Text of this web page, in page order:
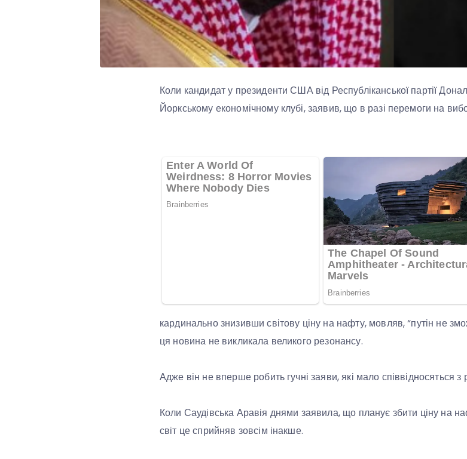
Коли кандидат у президенти США від Республіканської партії
Йоркському економічному клубі, заявив, що в разі перемоги на
кардинально знизивши світову ціну на нафту, мовляв, “путін не
ця новина не викликала великого резонансу.
Адже він не вперше робить гучні заяви, які мало співвідносяться з
Коли Саудівська Аравія днями заявила, що планує збити ціну на
світ це сприйняв зовсім інакше.